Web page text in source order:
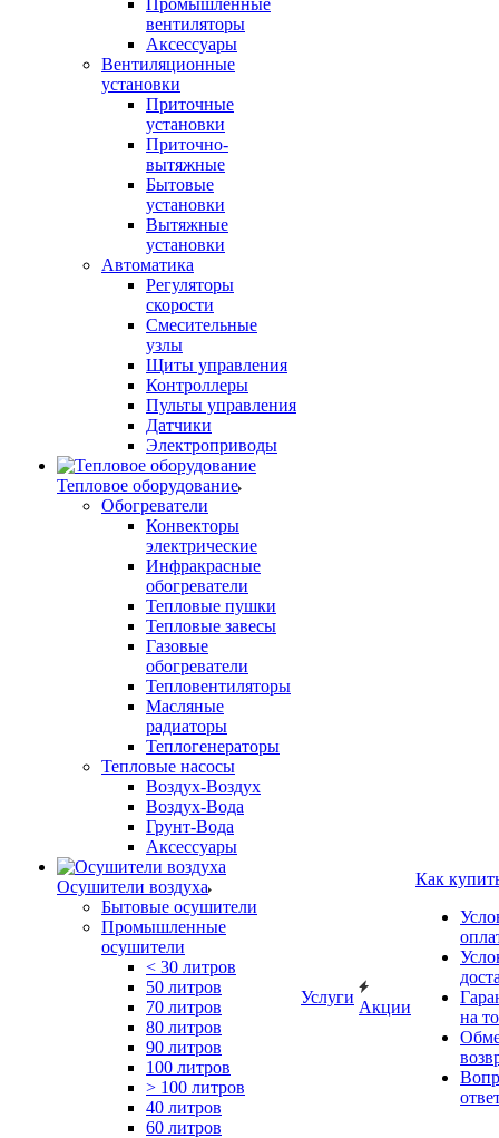
Промышленные
вентиляторы
Аксессуары
Вентиляционные
установки
Приточные
установки
Приточно-
вытяжные
Бытовые
установки
Вытяжные
установки
Автоматика
Регуляторы
скорости
Смесительные
узлы
Щиты управления
Контроллеры
Пульты управления
Датчики
Электроприводы
Тепловое оборудование
Обогреватели
Конвекторы
электрические
Инфракрасные
обогреватели
Тепловые пушки
Тепловые завесы
Газовые
обогреватели
Тепловентиляторы
Масляные
радиаторы
Теплогенераторы
Тепловые насосы
Воздух-Воздух
Воздух-Вода
Грунт-Вода
Аксессуары
Осушители воздуха
Бытовые осушители
Промышленные
осушители
< 30 литров
50 литров
70 литров
80 литров
90 литров
100 литров
> 100 литров
40 литров
60 литров
Услуги
Акции
Как
на